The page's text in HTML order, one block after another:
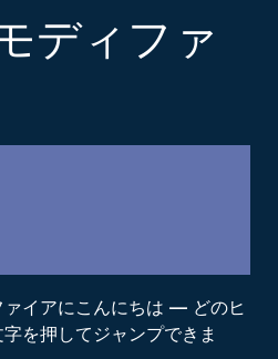
ディファ
ァイアにこんにちは — どのヒ
を押してジャンプできま